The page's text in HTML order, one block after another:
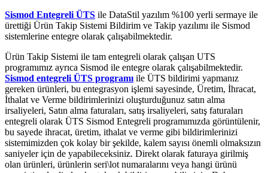
Sismod Entegreli ÜTS ile DataStil yazılım %100 yerli sermaye ile
ürettiği Ürün Takip Sistemi Bildirim ve Takip yazılımı ile Sismod
sistemlerine entegre olarak çalışabilmektedir.
Ürün Takip Sistemi ile tam entegreli olarak çalışan UTS
programımız ayrıca Sismod ile entegre olarak çalışabilmektedir.
Sismod entegreli ÜTS programı ile ÜTS bildirimi yapmanız
gereken ürünleri, bu entegrasyon işlemi sayesinde, Üretim, İhracat,
İthalat ve Verme bildirimlerinizi oluşturduğunuz satın alma
irsaliyeleri, Satın alma faturaları, satış irsaliyeleri, satış faturaları
entegreli olarak ÜTS Sismod Entegreli programımızda görüntülenir,
bu sayede ihracat, üretim, ithalat ve verme gibi bildirimlerinizi
sistemimizden çok kolay bir şekilde, kalem sayısı önemli olmaksızın
saniyeler için de yapabileceksiniz. Direkt olarak faturaya girilmiş
olan ürünleri, ürünlerin seri\lot numaralarını veya hangi ürünü